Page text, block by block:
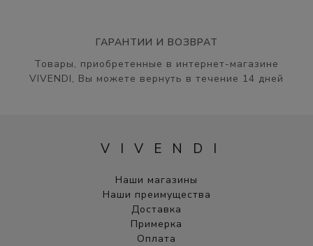
ГАРАНТИИ И ВОЗВРАТ
Товары, приобретенные в интернет-магазине
VIVENDI, Вы можете вернуть в течение 14 дней
VIVENDI
Наши магазины
Наши преимущества
Доставка
Примерка
Оплата